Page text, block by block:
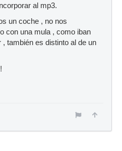
al mp3.
un coche , no nos
con una mula , como iban
también es distinto al de un